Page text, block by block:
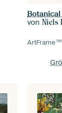
von Niels